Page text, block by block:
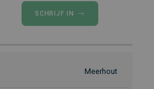
SCHRIJF IN
Meerhout